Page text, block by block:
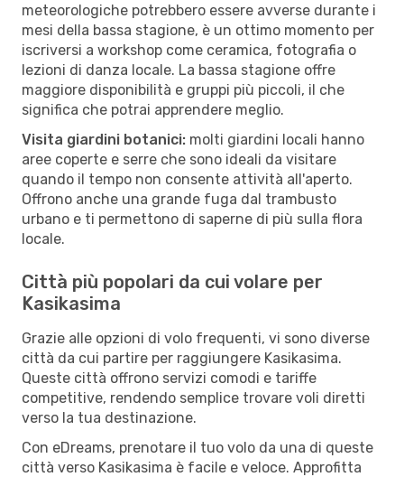
meteorologiche potrebbero essere avverse durante i
mesi della bassa stagione, è un ottimo momento per
iscriversi a workshop come ceramica, fotografia o
lezioni di danza locale. La bassa stagione offre
maggiore disponibilità e gruppi più piccoli, il che
significa che potrai apprendere meglio.
Visita giardini botanici: molti giardini locali hanno
aree coperte e serre che sono ideali da visitare
quando il tempo non consente attività all'aperto.
Offrono anche una grande fuga dal trambusto
urbano e ti permettono di saperne di più sulla flora
locale.
Città più popolari da cui volare per
Kasikasima
Grazie alle opzioni di volo frequenti, vi sono diverse
città da cui partire per raggiungere Kasikasima.
Queste città offrono servizi comodi e tariffe
competitive, rendendo semplice trovare voli diretti
verso la tua destinazione.
Con eDreams, prenotare il tuo volo da una di queste
città verso Kasikasima è facile e veloce. Approfitta